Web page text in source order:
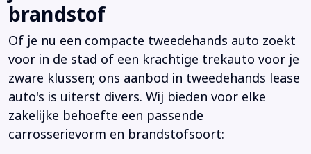
brandstof
Of je nu een compacte tweedehands auto zoekt
voor in de stad of een krachtige trekauto voor je
zware klussen; ons aanbod in tweedehands lease
auto's is uiterst divers. Wij bieden voor elke
zakelijke behoefte een passende
carrosserievorm en brandstofsoort: